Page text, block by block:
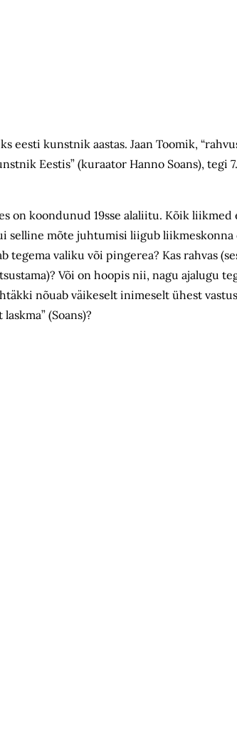
eesti kunstnik aastas. Jaan Toomik,
Eestis” (kuraator Hanno Soans), tegi
on koondunud 19sse alaliitu. Kõik liikmed
mõte juhtumisi liigub liikmeskonna
valiku või pingerea? Kas rahvas
Või on hoopis nii, nagu ajalugu
nõuab väikeselt inimeselt ühest
(Soans)?